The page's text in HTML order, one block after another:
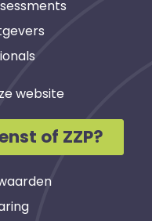
website
of ZZP?